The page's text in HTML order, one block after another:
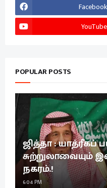
Facebook
YouTube
POPULAR POSTS
ஜித்தா :
சுற்றுலாவையும்
நகரம்.!
6:04 PM